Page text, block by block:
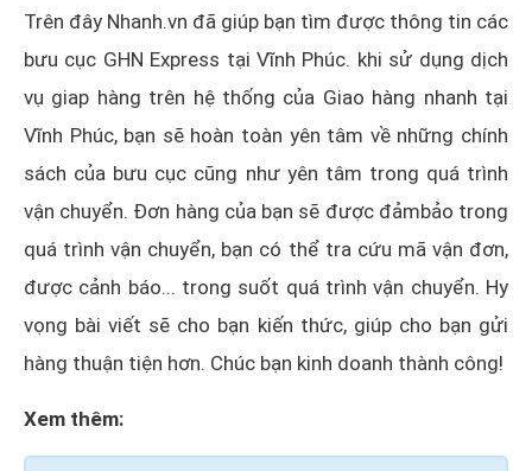
Trên đây Nhanh.vn đã giúp bạn tìm được thông tin các
bưu cục GHN Express tại Vĩnh Phúc. khi sử dụng dịch
vụ giap hàng trên hệ thống của Giao hàng nhanh tại
Vĩnh Phúc, bạn sẽ hoàn toàn yên tâm về những chính
sách của bưu cục cũng như yên tâm trong quá trình
vận chuyển. Đơn hàng của bạn sẽ được đảmbảo trong
quá trình vận chuyển, bạn có thể tra cứu mã vận đơn,
được cảnh báo... trong suốt quá trình vận chuyển. Hy
vọng bài viết sẽ cho bạn kiến thức, giúp cho bạn gửi
hàng thuận tiện hơn. Chúc bạn kinh doanh thành công!
Xem thêm: